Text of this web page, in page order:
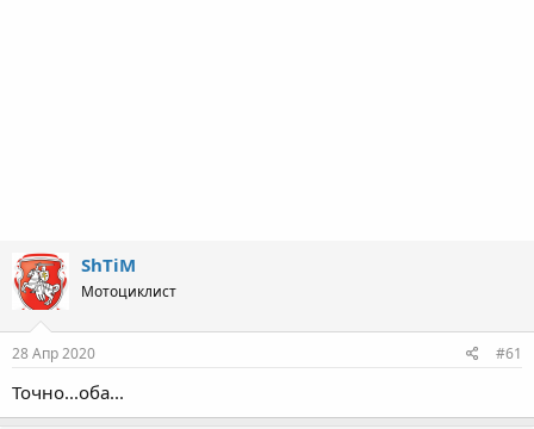
ShTiM
Мотоциклист
28 Апр 2020 #61
Точно...оба...